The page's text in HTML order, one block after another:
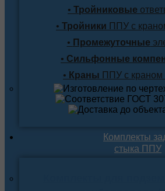
• Тройниковые
• Тройники ППУ с
• Промежуточные
• Сильфонные
• Краны ППУ с краном
Комплекты
стыка ППУ